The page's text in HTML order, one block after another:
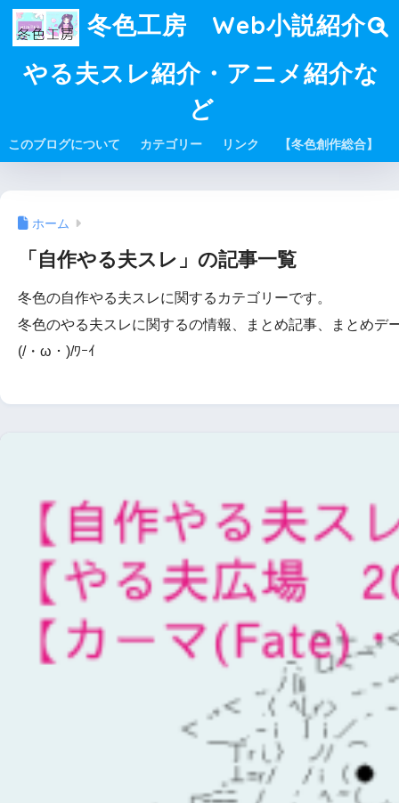
冬色工房 Web小説紹介・
やる夫スレ紹介・アニメ紹介な
ど
このブログについて カテゴリー リンク 【冬色創作総合】
ホーム
「自作やる夫スレ」の記事一覧
冬色の自作やる夫スレに関するカテゴリーです。
冬色のやる夫スレに関するの情報、まとめ記事、まとめデ
(/・ω・)/ﾜｰｲ